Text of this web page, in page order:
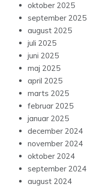
oktober 2025
september 2025
august 2025
juli 2025
juni 2025
maj 2025
april 2025
marts 2025
februar 2025
januar 2025
december 2024
november 2024
oktober 2024
september 2024
august 2024